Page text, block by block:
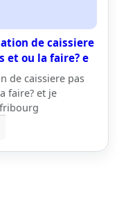
de caissiere
et ou la faire? e
de caissiere pas
faire? et je